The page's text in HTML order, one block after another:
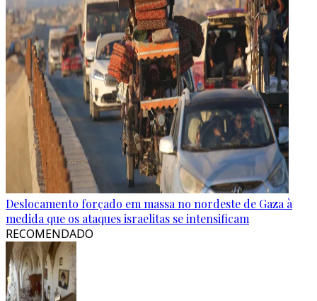
Deslocamento forçado em massa no nordeste de Gaza à
medida que os ataques israelitas se intensificam
RECOMENDADO